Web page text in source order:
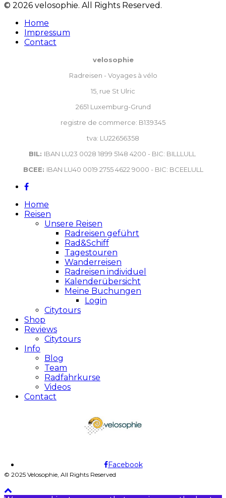
© 2026 velosophie. All Rights Reserved.
Home
Impressum
Contact
velosophie
Radreisen - Voyages à vélo
15, rue St Ulric
2651 Luxemburg-Grund
registre de commerce: B139345
tva: LU22656358
BIL: IBAN LU23 0028 1899 5148 4200 - BIC: BILLLULL
BCEE: IBAN LU40 0019 2755 4622 9000 - BIC: BCEELULL
Home
Reisen
Unsere Reisen
Radreisen geführt
Rad&Schiff
Tagestouren
Wanderreisen
Radreisen individuel
Kalenderübersicht
Meine Buchungen
Login
Citytours
Shop
Reviews
Citytours
Info
Blog
Team
Radfahrkurse
Videos
Contact
Facebook
© 2025 Velosophie, All Rights Reserved